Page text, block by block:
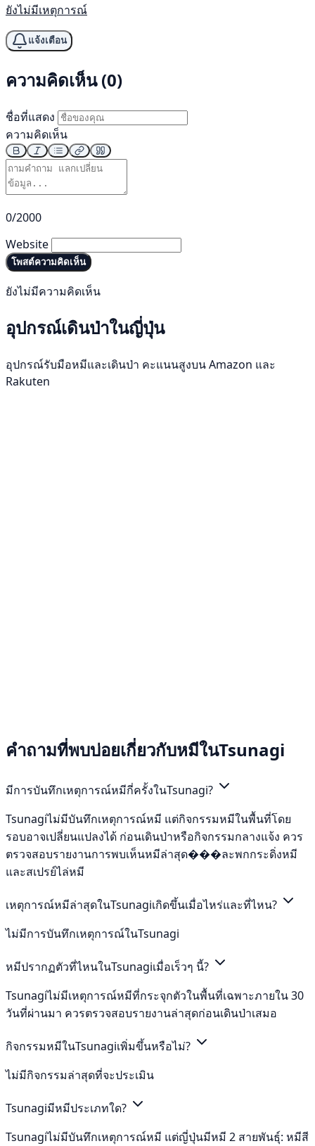
ยังไม่มีเหตุการณ์
แจ้งเตือน
ความคิดเห็น (0)
ชื่อที่แสดง
ความคิดเห็น
0/2000
Website
โพสต์ความคิดเห็น
ยังไม่มีความคิดเห็น
อุปกรณ์เดินป่าในญี่ปุ่น
อุปกรณ์รับมือหมีและเดินป่า คะแนนสูงบน Amazon และ
Rakuten
คำถามที่พบบ่อยเกี่ยวกับหมีในTsunagi
มีการบันทึกเหตุการณ์หมีกี่ครั้งในTsunagi?
Tsunagiไม่มีบันทึกเหตุการณ์หมี แต่กิจกรรมหมีในพื้นที่โดย
รอบอาจเปลี่ยนแปลงได้ ก่อนเดินป่าหรือกิจกรรมกลางแจ้ง ควร
ตรวจสอบรายงานการพบเห็นหมีล่าสุด���ละพกกระดิ่งหมี
และสเปรย์ไล่หมี
เหตุการณ์หมีล่าสุดในTsunagiเกิดขึ้นเมื่อไหร่และที่ไหน?
ไม่มีการบันทึกเหตุการณ์ในTsunagi
หมีปรากฏตัวที่ไหนในTsunagiเมื่อเร็วๆ นี้?
Tsunagiไม่มีเหตุการณ์หมีที่กระจุกตัวในพื้นที่เฉพาะภายใน 30
วันที่ผ่านมา ควรตรวจสอบรายงานล่าสุดก่อนเดินป่าเสมอ
กิจกรรมหมีในTsunagiเพิ่มขึ้นหรือไม่?
ไม่มีกิจกรรมล่าสุดที่จะประเมิน
Tsunagiมีหมีประเภทใด?
Tsunagiไม่มีบันทึกเหตุการณ์หมี แต่ญี่ปุ่นมีหมี 2 สายพันธุ์: หมีสี